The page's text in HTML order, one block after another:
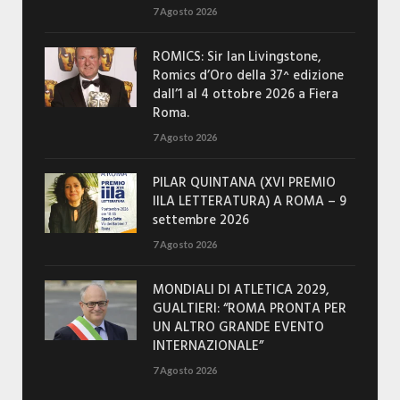
7 Agosto 2026
ROMICS: Sir Ian Livingstone,
Romics d’Oro della 37^ edizione
dall’1 al 4 ottobre 2026 a Fiera
Roma.
7 Agosto 2026
PILAR QUINTANA (XVI PREMIO
IILA LETTERATURA) A ROMA – 9
settembre 2026
7 Agosto 2026
MONDIALI DI ATLETICA 2029,
GUALTIERI: “ROMA PRONTA PER
UN ALTRO GRANDE EVENTO
INTERNAZIONALE”
7 Agosto 2026